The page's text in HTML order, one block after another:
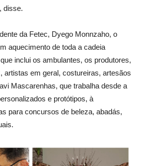
disse.
da Fetec, Dyego Monnzaho, o
aquecimento de toda a cadeia
inclui os ambulantes, os produtores,
artistas em geral, costureiras, artesãos
Mascarenhas, que trabalha desde a
e protótipos, à
para concursos de beleza, abadás,